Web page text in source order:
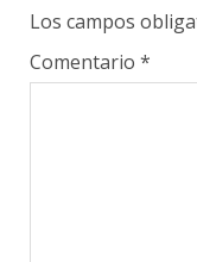
Los campos
Comentario *